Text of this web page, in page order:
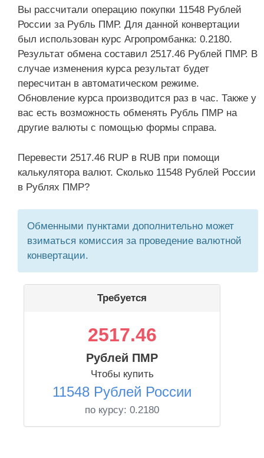
Вы рассчитали операцию покупки 11548 Рублей
России за Рубль ПМР. Для данной конвертации
был использован курс Агропромбанка: 0.2180.
Результат обмена составил 2517.46 Рублей ПМР. В
случае изменения курса результат будет
пересчитан в автоматическом режиме.
Обновление курса производится раз в час. Также у
вас есть возможность обменять Рубль ПМР на
другие валюты с помощью формы справа.
Перевести 2517.46 RUP в RUB при помощи
калькулятора валют. Сколько 11548 Рублей России
в Рублях ПМР?
Обменными пунктами дополнительно может
взиматься комиссия за проведение валютной
конвертации.
Требуется
2517.46
Рублей ПМР
Чтобы купить
11548 Рублей России
по курсу: 0.2180